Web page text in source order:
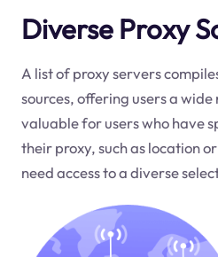
Diverse Proxy
A list of proxy servers
sources, offering users a wide
valuable for users who have
their proxy, such as location
need access to a diverse